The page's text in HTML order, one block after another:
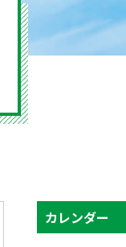
カレンダー